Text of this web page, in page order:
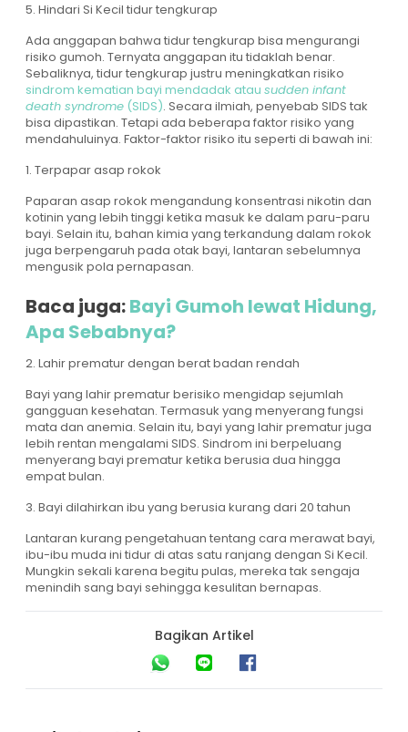
5. Hindari Si Kecil tidur tengkurap
Ada anggapan bahwa tidur tengkurap bisa mengurangi
risiko gumoh. Ternyata anggapan itu tidaklah benar.
Sebaliknya, tidur tengkurap justru meningkatkan risiko
sindrom kematian bayi mendadak atau sudden infant
death syndrome (SIDS). Secara ilmiah, penyebab SIDS tak
bisa dipastikan. Tetapi ada beberapa faktor risiko yang
mendahuluinya. Faktor-faktor risiko itu seperti di bawah ini:
1. Terpapar asap rokok
Paparan asap rokok mengandung konsentrasi nikotin dan
kotinin yang lebih tinggi ketika masuk ke dalam paru-paru
bayi. Selain itu, bahan kimia yang terkandung dalam rokok
juga berpengaruh pada otak bayi, lantaran sebelumnya
mengusik pola pernapasan.
Baca juga:Bayi Gumoh lewat Hidung,
Apa Sebabnya?
2. Lahir prematur dengan berat badan rendah
Bayi yang lahir prematur berisiko mengidap sejumlah
gangguan kesehatan. Termasuk yang menyerang fungsi
mata dan anemia. Selain itu, bayi yang lahir prematur juga
lebih rentan mengalami SIDS. Sindrom ini berpeluang
menyerang bayi prematur ketika berusia dua hingga
empat bulan.
3. Bayi dilahirkan ibu yang berusia kurang dari 20 tahun
Lantaran kurang pengetahuan tentang cara merawat bayi,
ibu-ibu muda ini tidur di atas satu ranjang dengan Si Kecil.
Mungkin sekali karena begitu pulas, mereka tak sengaja
menindih sang bayi sehingga kesulitan bernapas.
Bagikan Artikel